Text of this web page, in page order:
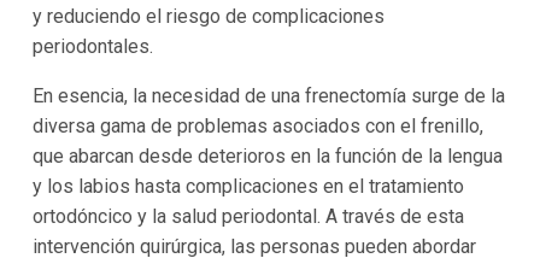
y reduciendo el riesgo de complicaciones
periodontales.
En esencia, la necesidad de una frenectomía surge de la
diversa gama de problemas asociados con el frenillo,
que abarcan desde deterioros en la función de la lengua
y los labios hasta complicaciones en el tratamiento
ortodóncico y la salud periodontal. A través de esta
intervención quirúrgica, las personas pueden abordar